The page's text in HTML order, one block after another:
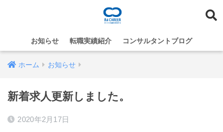
お知らせ 転職実績紹介 コンサルタントブログ
ホーム お知らせ
新着求人更新しました。
2020年2月17日